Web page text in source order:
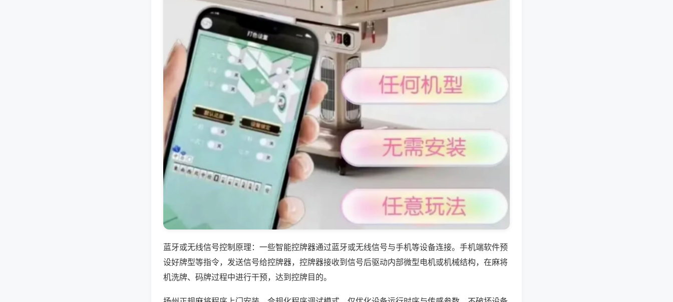
蓝牙或无线信号控制原理：一些智能控牌器通过蓝牙或无线信号与手机等设备连接。手机端软件预
设好牌型等指令，发送信号给控牌器，控牌器接收到信号后驱动内部微型电机或机械结构，在麻将
机洗牌、码牌过程中进行干预，达到控牌目的。